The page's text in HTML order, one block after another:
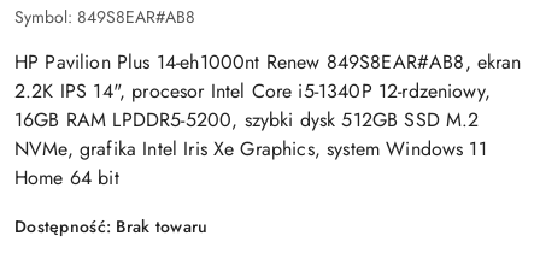
Symbol: 849S8EAR#AB8
HP Pavilion Plus 14-eh1000nt Renew 849S8EAR#AB8, ekran
2.2K IPS 14", procesor Intel Core i5-1340P 12-rdzeniowy,
16GB RAM LPDDR5-5200, szybki dysk 512GB SSD M.2
NVMe, grafika Intel Iris Xe Graphics, system Windows 11
Home 64 bit
Dostępność: Brak towaru